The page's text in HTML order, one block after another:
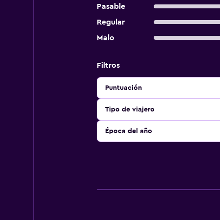
Pasable
Regular
Malo
Filtros
Puntuación
Tipo de viajero
Época del año